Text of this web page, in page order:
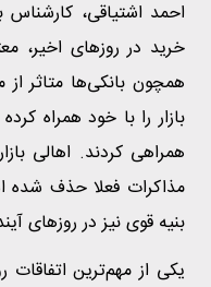
احمد اشتیاقی،
خرید در روز‌های اخیر،
همچون بانکی‌ها متاثر
بازار را با خود همراه
همراهی کردند. اهالی
مذاکرات فعلا حذف
بنیه قوی نیز در روز‌های
یکی از مهم‌ترین